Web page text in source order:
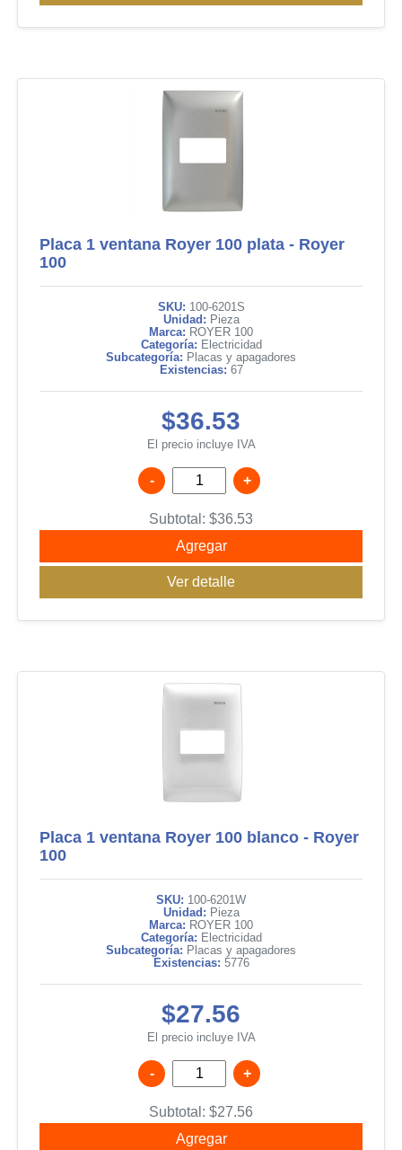
Placa 1 ventana Royer 100 plata - Royer
100
SKU: 100-6201S
Unidad: Pieza
Marca: ROYER 100
Categoría: Electricidad
Subcategoría: Placas y apagadores
Existencias: 67
$36.53
El precio incluye IVA
- +
Subtotal: $36.53
Agregar
Ver detalle
Placa 1 ventana Royer 100 blanco - Royer
100
SKU: 100-6201W
Unidad: Pieza
Marca: ROYER 100
Categoría: Electricidad
Subcategoría: Placas y apagadores
Existencias: 5776
$27.56
El precio incluye IVA
- +
Subtotal: $27.56
Agregar